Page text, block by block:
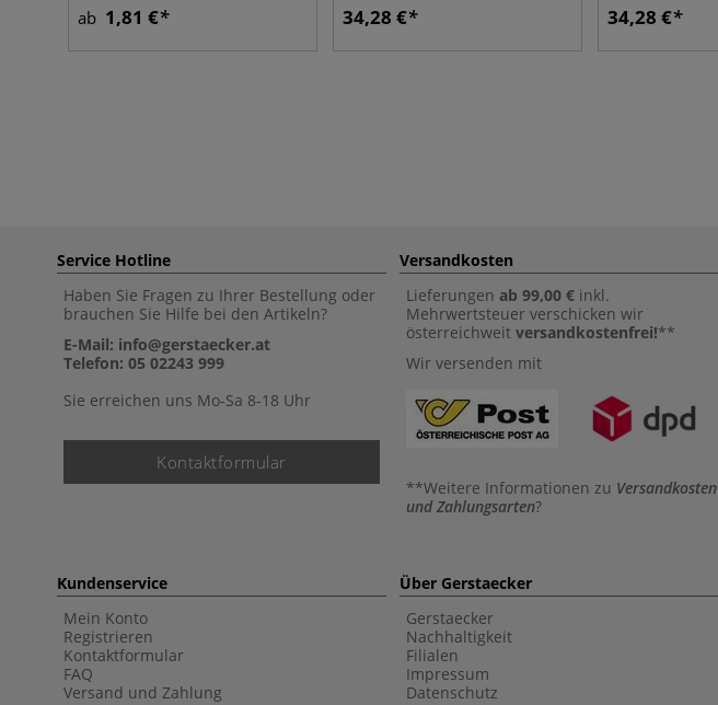
ab 1,81 € 34,28 € 34,28 €
Service Hotline
Haben Sie Fragen zu Ihrer Bestellung oder
brauchen Sie Hilfe bei den Artikeln?
E-Mail: info@gerstaecker.at
Telefon: 05 02243 999
Sie erreichen uns Mo-Sa 8-18 Uhr
Kontaktformular
Versandkosten
Lieferungen ab 99,00 € inkl.
Mehrwertsteuer verschicken wir
österreichweit versandkostenfrei!**
Wir versenden mit
**Weitere Informationen zu Versandkosten
und Zahlungsarten?
Kundenservice
Mein Konto
Registrieren
Kontaktformular
FAQ
Versand und Zahlung
Über Gerstaecker
Gerstaecker
Nachhaltigkeit
Filialen
Impressum
Datenschutz